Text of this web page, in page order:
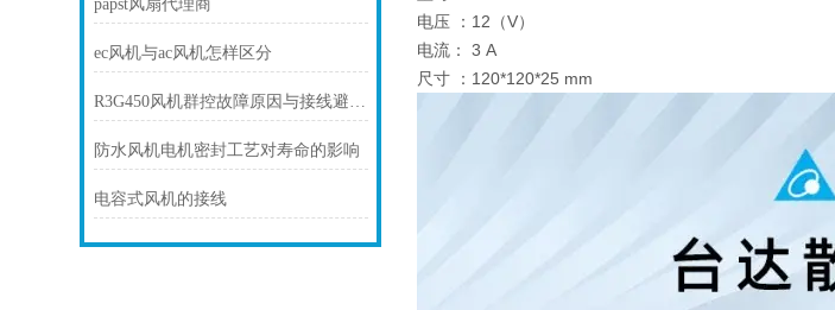
papst风扇代理商
ec风机与ac风机怎样区分
R3G450风机群控故障原因与接线避坑指南
防水风机电机密封工艺对寿命的影响
电容式风机的接线
电压 ：12（V）
电流： 3 A
尺寸 ：120*120*25 mm